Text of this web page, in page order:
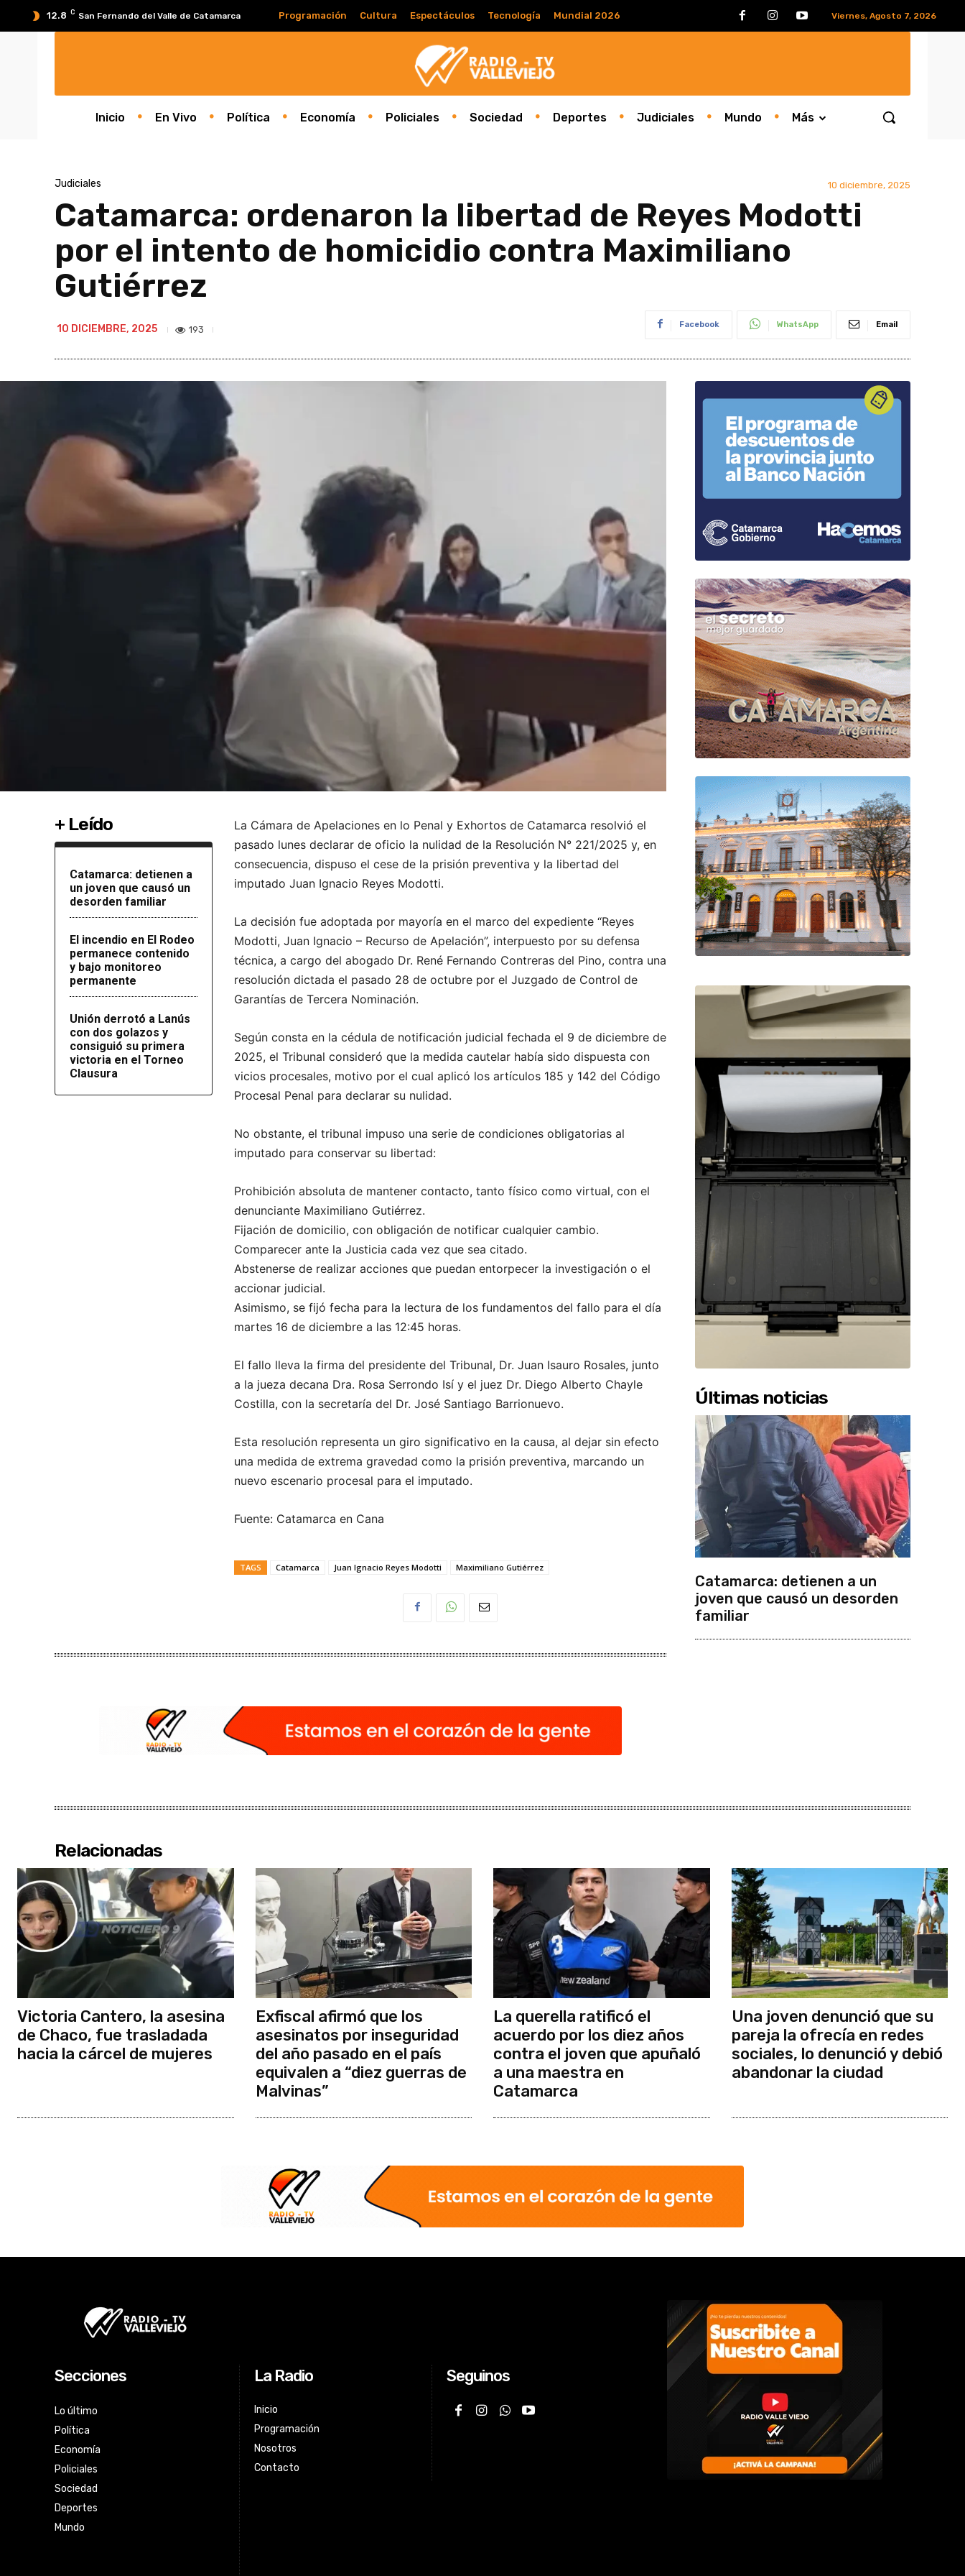
Viernes, Agosto 7, 2026
12.8 C San Fernando del Valle de Catamarca Programación Cultura Espectáculos Tecnología Mundial 2026
Inicio En Vivo Política Economía Policiales Sociedad Deportes Judiciales Mundo Más
Judiciales 10 diciembre, 2025
Catamarca: ordenaron la libertad de Reyes Modotti
por el intento de homicidio contra Maximiliano
Gutiérrez
10 DICIEMBRE, 2025 193 Facebook WhatsApp Email
+ Leído
Catamarca: detienen a
un joven que causó un
desorden familiar
El incendio en El Rodeo
permanece contenido
y bajo monitoreo
permanente
Unión derrotó a Lanús
con dos golazos y
consiguió su primera
victoria en el Torneo
Clausura
La Cámara de Apelaciones en lo Penal y Exhortos de Catamarca resolvió el
pasado lunes declarar de oficio la nulidad de la Resolución N° 221/2025 y, en
consecuencia, dispuso el cese de la prisión preventiva y la libertad del
imputado Juan Ignacio Reyes Modotti.
La decisión fue adoptada por mayoría en el marco del expediente “Reyes
Modotti, Juan Ignacio – Recurso de Apelación”, interpuesto por su defensa
técnica, a cargo del abogado Dr. René Fernando Contreras del Pino, contra una
resolución dictada el pasado 28 de octubre por el Juzgado de Control de
Garantías de Tercera Nominación.
Según consta en la cédula de notificación judicial fechada el 9 de diciembre de
2025, el Tribunal consideró que la medida cautelar había sido dispuesta con
vicios procesales, motivo por el cual aplicó los artículos 185 y 142 del Código
Procesal Penal para declarar su nulidad.
No obstante, el tribunal impuso una serie de condiciones obligatorias al
imputado para conservar su libertad:
Prohibición absoluta de mantener contacto, tanto físico como virtual, con el
denunciante Maximiliano Gutiérrez.
Fijación de domicilio, con obligación de notificar cualquier cambio.
Comparecer ante la Justicia cada vez que sea citado.
Abstenerse de realizar acciones que puedan entorpecer la investigación o el
accionar judicial.
Asimismo, se fijó fecha para la lectura de los fundamentos del fallo para el día
martes 16 de diciembre a las 12:45 horas.
El fallo lleva la firma del presidente del Tribunal, Dr. Juan Isauro Rosales, junto
a la jueza decana Dra. Rosa Serrondo Isí y el juez Dr. Diego Alberto Chayle
Costilla, con la secretaría del Dr. José Santiago Barrionuevo.
Esta resolución representa un giro significativo en la causa, al dejar sin efecto
una medida de extrema gravedad como la prisión preventiva, marcando un
nuevo escenario procesal para el imputado.
Fuente: Catamarca en Cana
TAGS Catamarca Juan Ignacio Reyes Modotti Maximiliano Gutiérrez
Últimas noticias
Catamarca: detienen a un
joven que causó un desorden
familiar
Relacionadas
Victoria Cantero, la asesina
de Chaco, fue trasladada
hacia la cárcel de mujeres
Exfiscal afirmó que los
asesinatos por inseguridad
del año pasado en el país
equivalen a “diez guerras de
Malvinas”
La querella ratificó el
acuerdo por los diez años
contra el joven que apuñaló
a una maestra en
Catamarca
Una joven denunció que su
pareja la ofrecía en redes
sociales, lo denunció y debió
abandonar la ciudad
Secciones
Lo último
Política
Economía
Policiales
Sociedad
Deportes
Mundo
La Radio
Inicio
Programación
Nosotros
Contacto
Seguinos